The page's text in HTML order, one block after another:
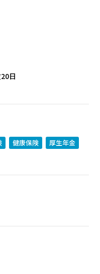
日
健康保険
厚生年金